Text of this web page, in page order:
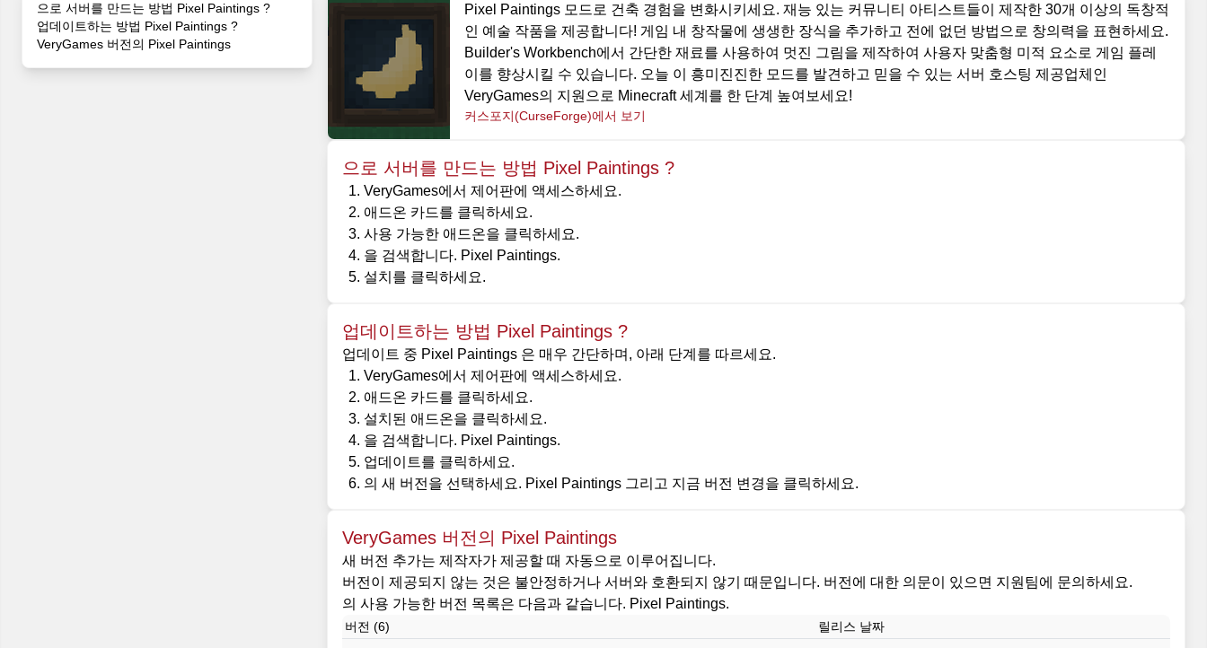
으로 서버를 만드는 방법 Pixel Paintings ?
업데이트하는 방법 Pixel Paintings ?
VeryGames 버전의 Pixel Paintings
Pixel Paintings 모드로 건축 경험을 변화시키세요. 재능 있는 커뮤니티 아티스트들이 제작한 30개 이상의 독창적
인 예술 작품을 제공합니다! 게임 내 창작물에 생생한 장식을 추가하고 전에 없던 방법으로 창의력을 표현하세요.
Builder's Workbench에서 간단한 재료를 사용하여 멋진 그림을 제작하여 사용자 맞춤형 미적 요소로 게임 플레
이를 향상시킬 수 있습니다. 오늘 이 흥미진진한 모드를 발견하고 믿을 수 있는 서버 호스팅 제공업체인
VeryGames의 지원으로 Minecraft 세계를 한 단계 높여보세요!
커스포지(CurseForge)에서 보기
으로 서버를 만드는 방법 Pixel Paintings ?
VeryGames에서 제어판에 액세스하세요.
애드온 카드를 클릭하세요.
사용 가능한 애드온을 클릭하세요.
을 검색합니다. Pixel Paintings.
설치를 클릭하세요.
업데이트하는 방법 Pixel Paintings ?
업데이트 중 Pixel Paintings 은 매우 간단하며, 아래 단계를 따르세요.
VeryGames에서 제어판에 액세스하세요.
애드온 카드를 클릭하세요.
설치된 애드온을 클릭하세요.
을 검색합니다. Pixel Paintings.
업데이트를 클릭하세요.
의 새 버전을 선택하세요. Pixel Paintings 그리고 지금 버전 변경을 클릭하세요.
VeryGames 버전의 Pixel Paintings
새 버전 추가는 제작자가 제공할 때 자동으로 이루어집니다.
버전이 제공되지 않는 것은 불안정하거나 서버와 호환되지 않기 때문입니다. 버전에 대한 의문이 있으면 지원팀에 문의하세요.
의 사용 가능한 버전 목록은 다음과 같습니다. Pixel Paintings.
버전 (6) 릴리스 날짜